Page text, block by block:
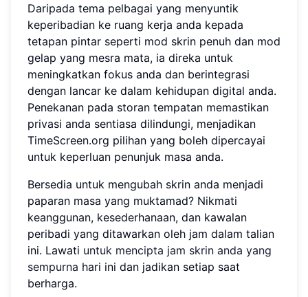
Daripada tema pelbagai yang menyuntik
keperibadian ke ruang kerja anda kepada
tetapan pintar seperti mod skrin penuh dan mod
gelap yang mesra mata, ia direka untuk
meningkatkan fokus anda dan berintegrasi
dengan lancar ke dalam kehidupan digital anda.
Penekanan pada storan tempatan memastikan
privasi anda sentiasa dilindungi, menjadikan
TimeScreen.org pilihan yang boleh dipercayai
untuk keperluan penunjuk masa anda.
Bersedia untuk mengubah skrin anda menjadi
paparan masa yang muktamad? Nikmati
keanggunan, kesederhanaan, dan kawalan
peribadi yang ditawarkan oleh jam dalam talian
ini. Lawati untuk mencipta jam skrin anda yang
sempurna hari ini dan jadikan setiap saat
berharga.